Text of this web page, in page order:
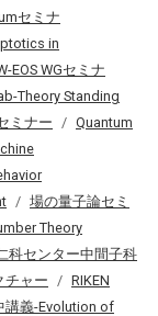
セミナ
in
EOS WGセミナ
Theory Standing
ミナー
Quantum
場の量子論セミ
Theory
科センター中間子科
チャー
RIKEN
講義-Evolution of